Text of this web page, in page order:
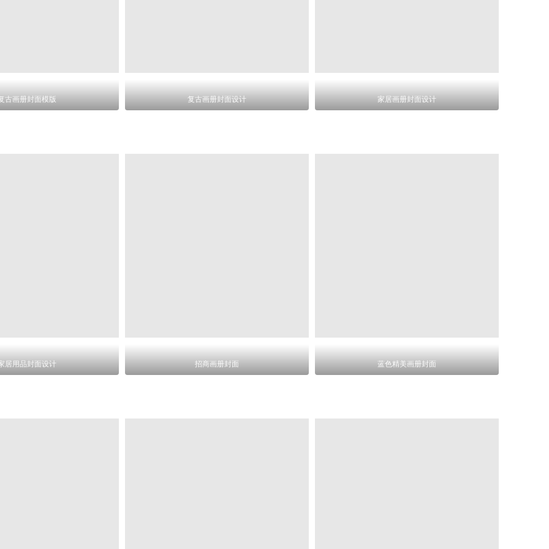
古画册封面模版 复古画册封面设计 家居画册封面设计
居用品封面设计 招商画册封面 蓝色精美画册封面